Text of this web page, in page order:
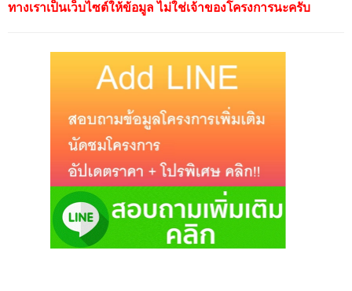
ทางเราเป็นเว็บไซต์ให้ข้อมูล ไม่ใช่เจ้าของโครงการนะครับ